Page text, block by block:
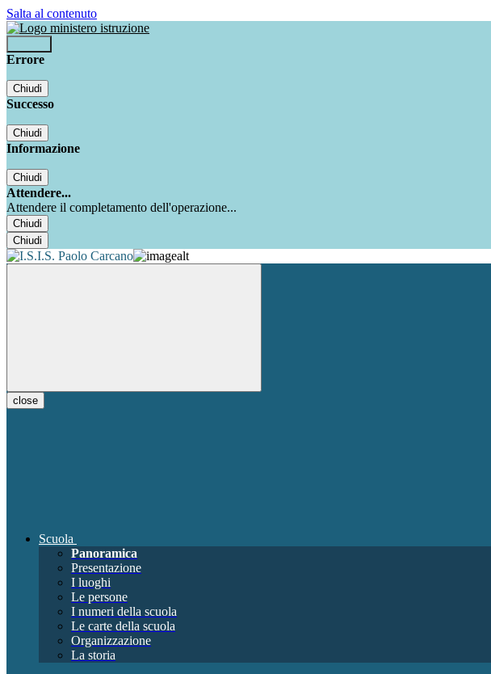
Salta al contenuto
Errore
Chiudi
Successo
Chiudi
Informazione
Chiudi
Attendere...
Attendere il completamento dell'operazione...
Chiudi
Chiudi
close
Scuola
Panoramica
Presentazione
I luoghi
Le persone
I numeri della scuola
Le carte della scuola
Organizzazione
La storia